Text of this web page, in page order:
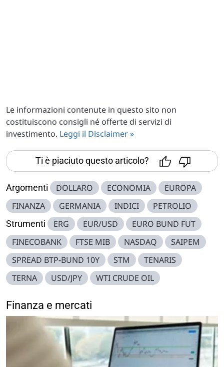
Le informazioni contenute in questo sito non
costituiscono consigli né offerte di servizi di
investimento. Leggi il Disclaimer »
Ti è piaciuto questo articolo?
Argomenti DOLLARO ECONOMIA
EUROPA
FINANZA
GERMANIA INDICI PETROLIO
Strumenti ERG EUR/USD
EURO BUND FUT
FINECOBANK
FTSE MIB NASDAQ
SAIPEM
SPREAD BTP-BUND 10Y
STM
TENARIS
TERNA
USD/JPY WTI CRUDE OIL
Finanza e mercati